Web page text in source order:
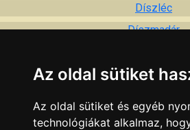
Díszléc
Díszmadár
Dísztárgy
Dohányáru
Az oldal sütiket
Az oldal sütiket és egyéb
technológiákat alkalmaz,